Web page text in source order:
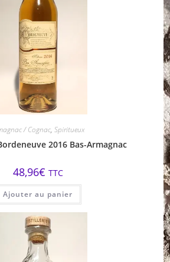
/ Cognac, Spiritueux
2016 Bas-Armagnac
48,96€ TTC
Ajouter au panier